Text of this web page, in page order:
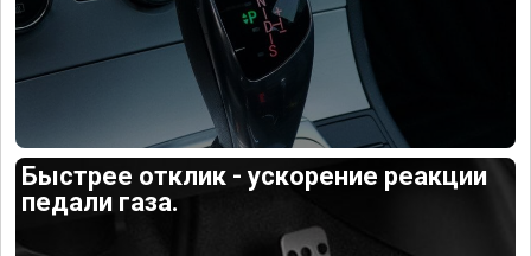
Быстрее отклик - ускорение реакции
педали газа.